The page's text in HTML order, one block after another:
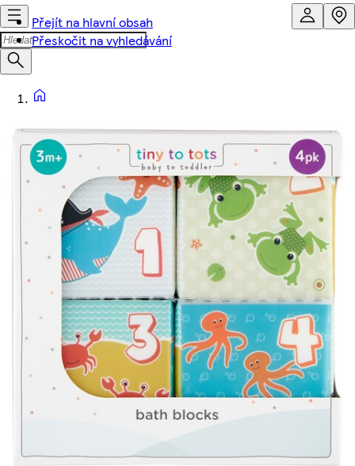
Přejít na hlavní obsah
Přeskočit na vyhledávání